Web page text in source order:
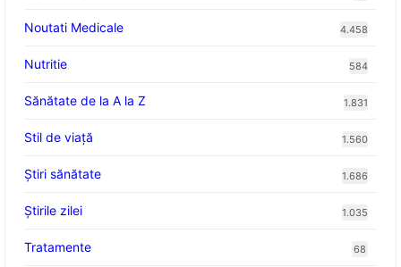
Noutati Medicale 4.458
Nutritie 584
Sănătate de la A la Z 1.831
Stil de viaţă 1.560
Ştiri sănătate 1.686
Știrile zilei 1.035
Tratamente 68